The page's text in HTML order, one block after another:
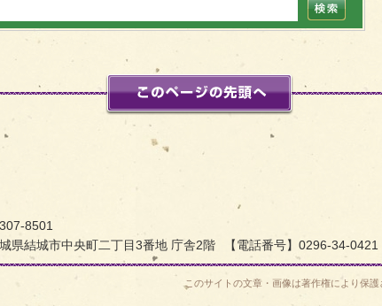
このページの先
ィルムコミッション
8501
県結城市中央町二丁目3番地 庁舎2階
【電話番号】0296-34-0421
このサイトの文章・画像は著作権により保